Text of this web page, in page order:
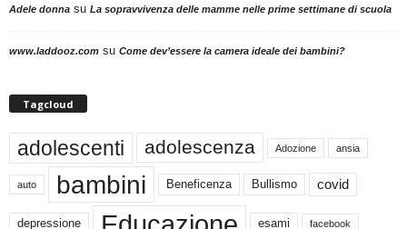
Adele donna su La sopravvivenza delle mamme nelle prime settimane di scuola
www.laddooz.com su Come dev’essere la camera ideale dei bambini?
Tagcloud
adolescenti adolescenza Adozione ansia
auto bambini Beneficenza Bullismo covid
depressione esami facebook